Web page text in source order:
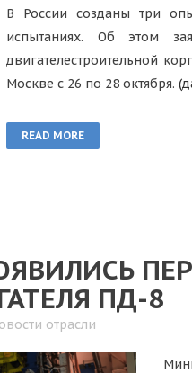
В России созданы три
испытаниях. Об этом
двигателестроительной
Москве с 26 по 28 октября.
READ MORE
ПД-8
отрасли